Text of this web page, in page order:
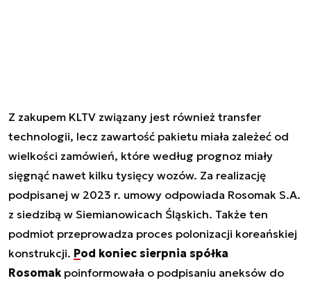
Z zakupem KLTV związany jest również transfer
technologii, lecz zawartość pakietu miała zależeć od
wielkości zamówień, które według prognoz miały
sięgnąć nawet kilku tysięcy wozów. Za realizację
podpisanej w 2023 r. umowy odpowiada Rosomak S.A.
z siedzibą w Siemianowicach Śląskich. Także ten
podmiot przeprowadza proces polonizacji koreańskiej
konstrukcji. Pod koniec sierpnia spółka
Rosomak poinformowała o podpisaniu aneksów do